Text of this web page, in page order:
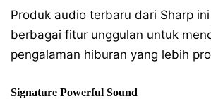
Produk audio terbaru dari Sharp
berbagai fitur unggulan untuk
pengalaman hiburan yang lebih
Signature Powerful Sound